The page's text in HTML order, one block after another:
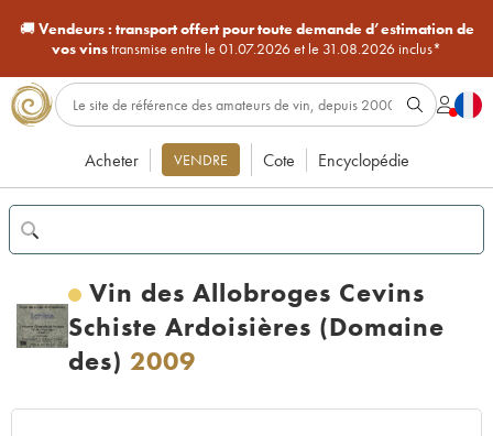
🚚Vendeurs : transport offert pour toute demande d’estimation de
vos vinstransmise entre le 01.07.2026 et le 31.08.2026 inclus*
Acheter VENDRE Cote Encyclopédie
Vin des Allobroges Cevins
Schiste Ardoisières (Domaine
des) 2009